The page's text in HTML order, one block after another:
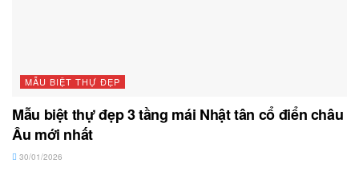
MẪU BIỆT THỰ ĐẸP
Mẫu biệt thự đẹp 3 tầng mái Nhật tân cổ điển châu
Âu mới nhất
30/01/2026